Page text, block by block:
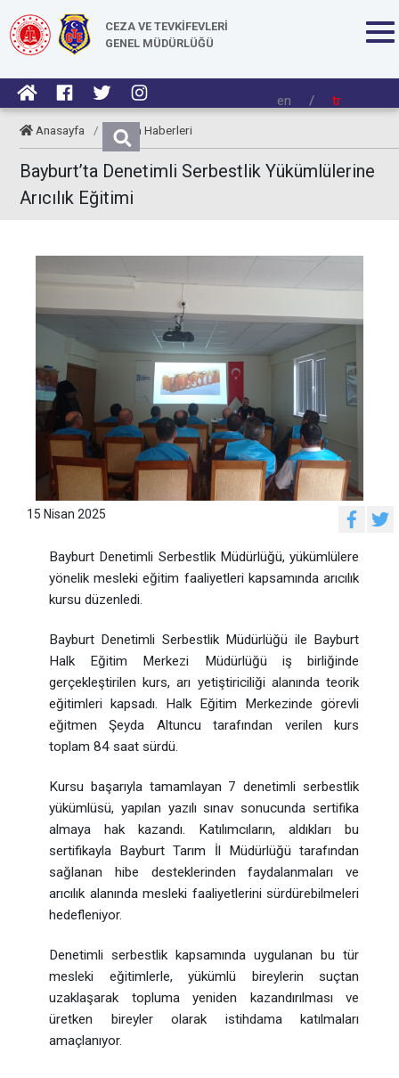
CEZA VE TEVKİFEVLERİ
GENEL MÜDÜRLÜĞÜ
en / tr
Anasayfa / Kurum Haberleri
Bayburt’ta Denetimli Serbestlik Yükümlülerine
Arıcılık Eğitimi
15 Nisan 2025
Bayburt Denetimli Serbestlik Müdürlüğü, yükümlülere
yönelik mesleki eğitim faaliyetleri kapsamında arıcılık
kursu düzenledi.
Bayburt Denetimli Serbestlik Müdürlüğü ile Bayburt
Halk Eğitim Merkezi Müdürlüğü iş birliğinde
gerçekleştirilen kurs, arı yetiştiriciliği alanında teorik
eğitimleri kapsadı. Halk Eğitim Merkezinde görevli
eğitmen Şeyda Altuncu tarafından verilen kurs
toplam 84 saat sürdü.
Kursu başarıyla tamamlayan 7 denetimli serbestlik
yükümlüsü, yapılan yazılı sınav sonucunda sertifika
almaya hak kazandı. Katılımcıların, aldıkları bu
sertifikayla Bayburt Tarım İl Müdürlüğü tarafından
sağlanan hibe desteklerinden faydalanmaları ve
arıcılık alanında mesleki faaliyetlerini sürdürebilmeleri
hedefleniyor.
Denetimli serbestlik kapsamında uygulanan bu tür
mesleki eğitimlerle, yükümlü bireylerin suçtan
uzaklaşarak topluma yeniden kazandırılması ve
üretken bireyler olarak istihdama katılmaları
amaçlanıyor.